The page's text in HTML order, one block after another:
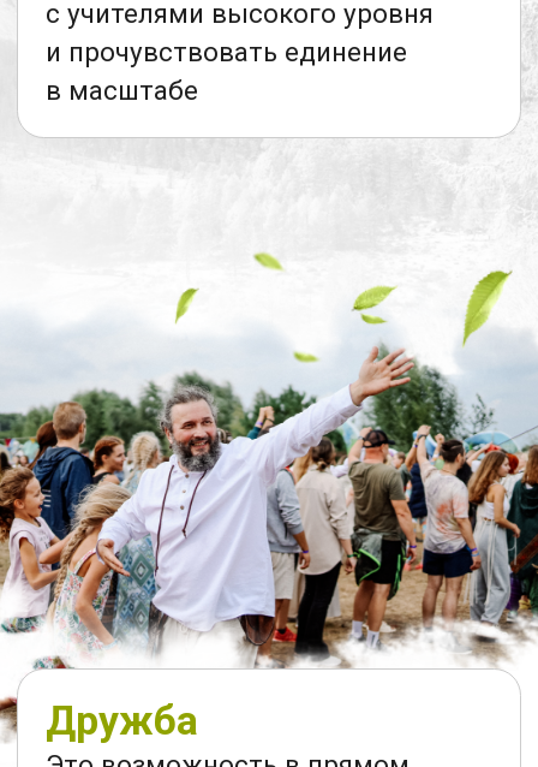
и ощутить единую большую,
и разумом людей
Природа
Живописные виды, свежий воздух
и волжские просторы
Протока — это...